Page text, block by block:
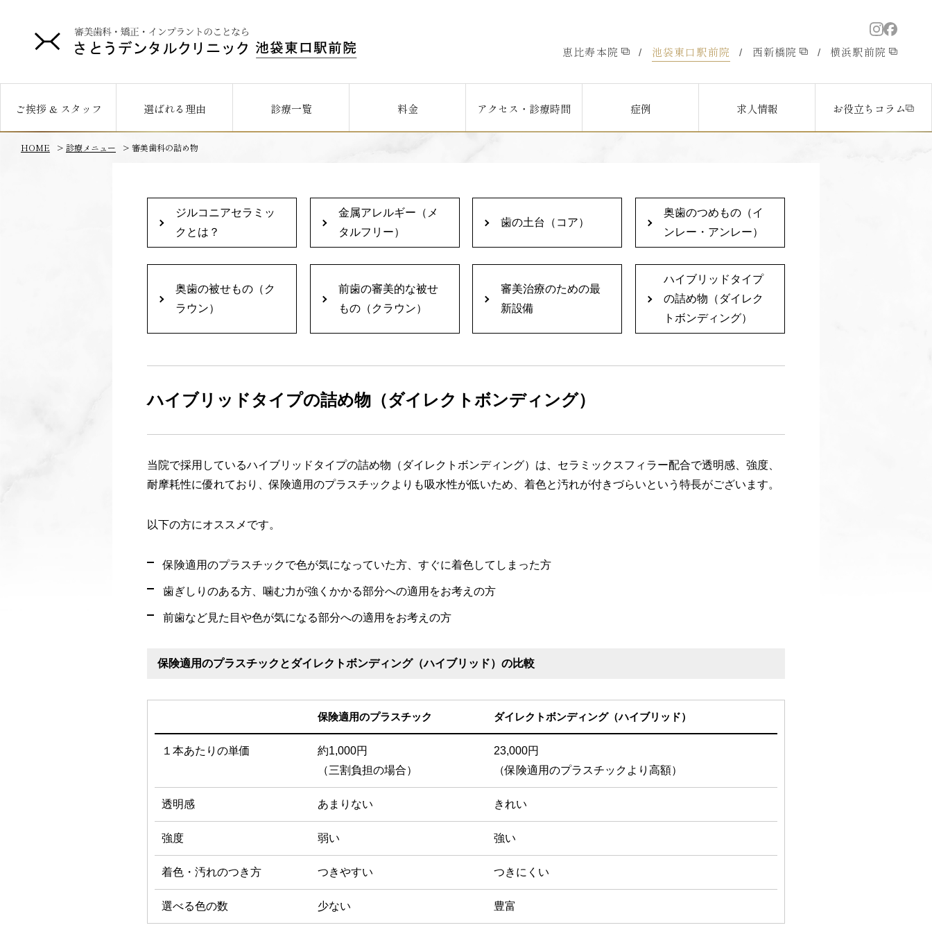
恵比寿本院 / 池袋東口駅前院 / 西新橋院 / 横浜駅前院
ご挨拶 & スタッフ 選ばれる理由 診療一覧 料金 アクセス・診療時間 症例 求人情報 お役立ちコラム
HOME 診療メニュー 審美歯科の詰め物
ジルコニアセラミッ
クとは？
金属アレルギー（メ
タルフリー）
歯の土台（コア）
奥歯のつめもの（イ
ンレー・アンレー）
奥歯の被せもの（ク
ラウン）
前歯の審美的な被せ
もの（クラウン）
審美治療のための最
新設備
ハイブリッドタイプ
の詰め物（ダイレク
トボンディング）
ハイブリッドタイプの詰め物（ダイレクトボンディング）
当院で採用しているハイブリッドタイプの詰め物（ダイレクトボンディング）は、セラミックスフィラー配合で透明感、強度、
耐摩耗性に優れており、保険適用のプラスチックよりも吸水性が低いため、着色と汚れが付きづらいという特長がございます。
以下の方にオススメです。
保険適用のプラスチックで色が気になっていた方、すぐに着色してしまった方
歯ぎしりのある方、噛む力が強くかかる部分への適用をお考えの方
前歯など見た目や色が気になる部分への適用をお考えの方
保険適用のプラスチックとダイレクトボンディング（ハイブリッド）の比較
保険適用のプラスチック ダイレクトボンディング（ハイブリッド）
１本あたりの単価
約1,000円
（三割負担の場合）
23,000円
（保険適用のプラスチックより高額）
透明感 あまりない きれい
強度 弱い 強い
着色・汚れのつき方 つきやすい つきにくい
選べる色の数 少ない 豊富